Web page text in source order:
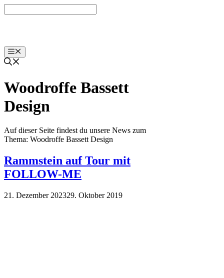
Inhalt
Menü
Woodroffe Bassett
Design
Auf dieser Seite findest du unsere News zum
Thema: Woodroffe Bassett Design
Rammstein auf Tour mit
FOLLOW-ME
21. Dezember 202329. Oktober 2019